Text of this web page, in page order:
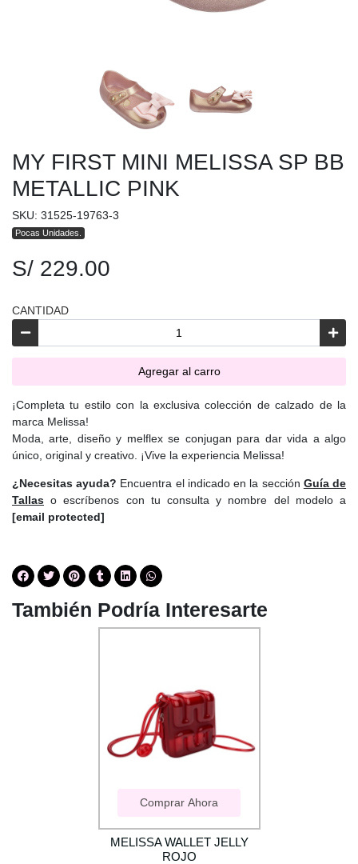
MY FIRST MINI MELISSA SP BB
METALLIC PINK
SKU: 31525-19763-3
Pocas Unidades.
S/ 229.00
CANTIDAD
Agregar al carro
¡Completa tu estilo con la exclusiva colección de calzado de la
marca Melissa!
Moda, arte, diseño y melflexse conjugan para dar vida a algo
único, original y creativo. ¡Vive la experiencia Melissa!
¿Necesitas ayuda? Encuentra el indicado en la sección Guía de
Tallas o escríbenos con tu consulta y nombre del modelo a
[email protected]
También Podría Interesarte
Comprar Ahora
MELISSA WALLET JELLY
ROJO